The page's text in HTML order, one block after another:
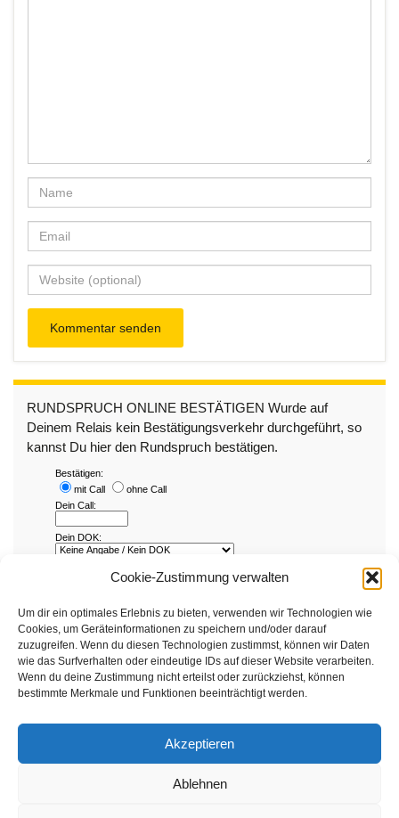
Cookie-Zustimmung verwalten
Um dir ein optimales Erlebnis zu bieten, verwenden wir Technologien wie
Cookies, um Geräteinformationen zu speichern und/oder darauf
zuzugreifen. Wenn du diesen Technologien zustimmst, können wir Daten
wie das Surfverhalten oder eindeutige IDs auf dieser Website verarbeiten.
Wenn du deine Zustimmung nicht erteilst oder zurückziehst, können
bestimmte Merkmale und Funktionen beeinträchtigt werden.
Akzeptieren
Ablehnen
RUNDSPRUCH ONLINE BESTÄTIGEN Wurde auf
Deinem Relais kein Bestätigungsverkehr durchgeführt, so
kannst Du hier den Rundspruch bestätigen.